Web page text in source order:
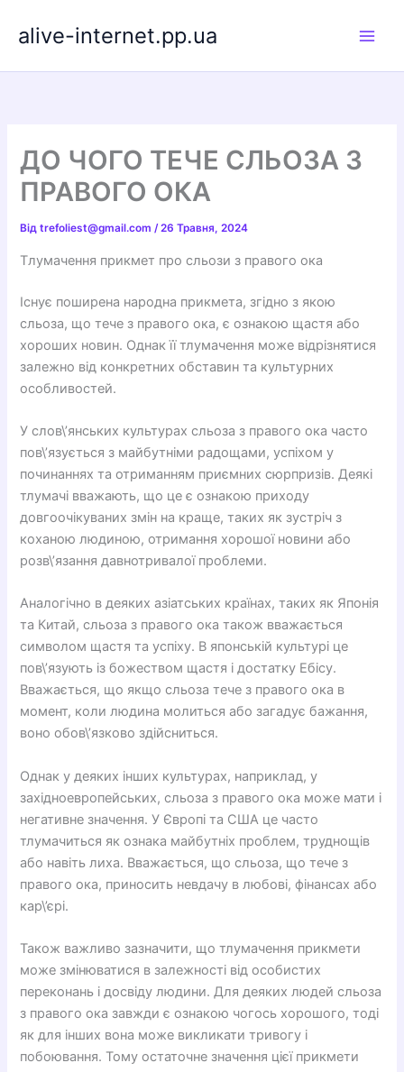
alive-internet.pp.ua
ДО ЧОГО ТЕЧЕ СЛЬОЗА З
ПРАВОГО ОКА
Відtrefoliest@gmail.com/26 Травня, 2024
Тлумачення прикмет про сльози з правого ока
Існує поширена народна прикмета, згідно з якою
сльоза, що тече з правого ока, є ознакою щастя або
хороших новин. Однак її тлумачення може відрізнятися
залежно від конкретних обставин та культурних
особливостей.
У слов\’янських культурах сльоза з правого ока часто
пов\’язується з майбутніми радощами, успіхом у
починаннях та отриманням приємних сюрпризів. Деякі
тлумачі вважають, що це є ознакою приходу
довгоочікуваних змін на краще, таких як зустріч з
коханою людиною, отримання хорошої новини або
розв\’язання давнотривалої проблеми.
Аналогічно в деяких азіатських країнах, таких як Японія
та Китай, сльоза з правого ока також вважається
символом щастя та успіху. В японській культурі це
пов\’язують із божеством щастя і достатку Ебісу.
Вважається, що якщо сльоза тече з правого ока в
момент, коли людина молиться або загадує бажання,
воно обов\’язково здійсниться.
Однак у деяких інших культурах, наприклад, у
західноевропейських, сльоза з правого ока може мати і
негативне значення. У Європі та США це часто
тлумачиться як ознака майбутніх проблем, труднощів
або навіть лиха. Вважається, що сльоза, що тече з
правого ока, приносить невдачу в любові, фінансах або
кар\’єрі.
Також важливо зазначити, що тлумачення прикмети
може змінюватися в залежності від особистих
переконань і досвіду людини. Для деяких людей сльоза
з правого ока завжди є ознакою чогось хорошого, тоді
як для інших вона може викликати тривогу і
побоювання. Тому остаточне значення цієї прикмети